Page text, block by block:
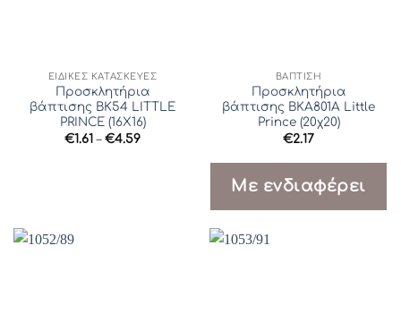
ΕΙΔΙΚΈΣ ΚΑΤΑΣΚΕΥΈΣ
Προσκλητήρια
βάπτισης ΒΚ54 LITTLE
PRINCE (16Χ16)
€1.61 – €4.59Price
ΒΆΠΤΙΣΗ
Προσκλητήρια
βάπτισης ΒΚΑ801Α Little
Prince (20χ20)
€2.17
Με ενδιαφέρει